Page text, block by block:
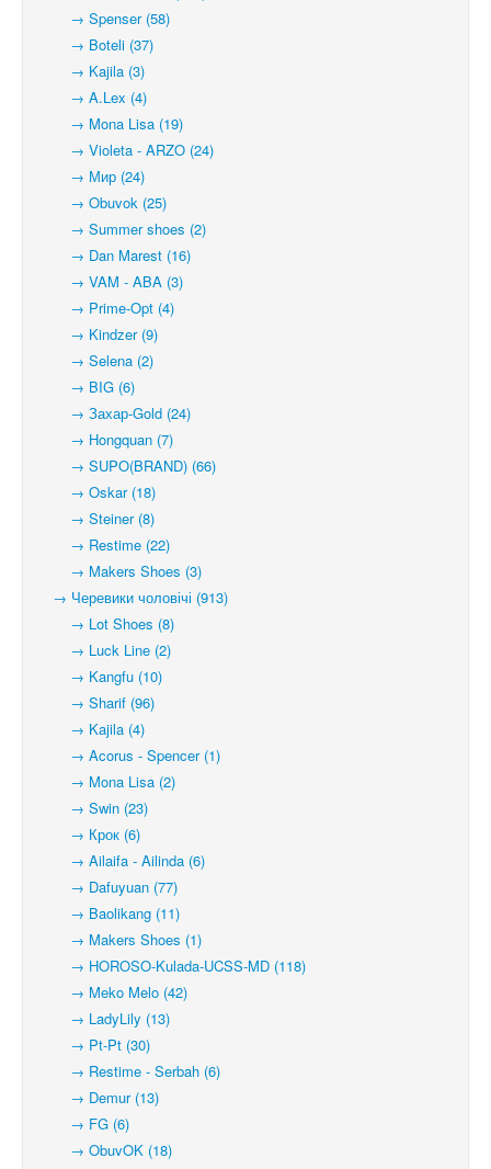
→ Spenser (58)
→ Boteli (37)
→ Kajila (3)
→ A.Lex (4)
→ Mona Lisa (19)
→ Violeta - ARZO (24)
→ Мир (24)
→ Obuvok (25)
→ Summer shoes (2)
→ Dan Marest (16)
→ VAM - ABA (3)
→ Prime-Opt (4)
→ Kindzer (9)
→ Selena (2)
→ BIG (6)
→ Захар-Gold (24)
→ Hongquan (7)
→ SUPO(BRAND) (66)
→ Oskar (18)
→ Steiner (8)
→ Restime (22)
→ Makers Shoes (3)
→ Черевики чоловічі (913)
→ Lot Shoes (8)
→ Luck Line (2)
→ Kangfu (10)
→ Sharif (96)
→ Kajila (4)
→ Acorus - Spencer (1)
→ Mona Lisa (2)
→ Swin (23)
→ Крок (6)
→ Ailaifa - Ailinda (6)
→ Dafuyuan (77)
→ Baolikang (11)
→ Makers Shoes (1)
→ HOROSO-Kulada-UCSS-MD (118)
→ Meko Melo (42)
→ LadyLily (13)
→ Pt-Pt (30)
→ Restime - Serbah (6)
→ Demur (13)
→ FG (6)
→ ObuvOK (18)